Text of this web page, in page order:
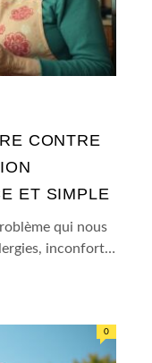
CONTRE
ET SIMPLE
qui nous
inconfort…
0